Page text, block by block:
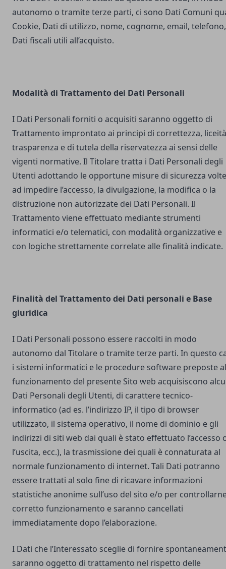
autonomo o tramite terze parti, ci sono Dati Comuni
Cookie, Dati di utilizzo, nome, cognome, email, telefono,
Dati fiscali utili all’acquisto.
Modalità di Trattamento dei Dati Personali
I Dati Personali forniti o acquisiti saranno oggetto di
Trattamento improntato ai principi di correttezza,
trasparenza e di tutela della riservatezza ai sensi delle
vigenti normative. Il Titolare tratta i Dati Personali degli
Utenti adottando le opportune misure di sicurezza volte
ad impedire l’accesso, la divulgazione, la modifica o la
distruzione non autorizzate dei Dati Personali. Il
Trattamento viene effettuato mediante strumenti
informatici e/o telematici, con modalità organizzative e
con logiche strettamente correlate alle finalità indicate.
Finalità del Trattamento dei Dati personali e Base
giuridica
I Dati Personali possono essere raccolti in modo
autonomo dal Titolare o tramite terze parti. In questo
i sistemi informatici e le procedure software preposte al
funzionamento del presente Sito web acquisiscono
Dati Personali degli Utenti, di carattere tecnico-
informatico (ad es. l’indirizzo IP, il tipo di browser
utilizzato, il sistema operativo, il nome di dominio e gli
indirizzi di siti web dai quali è stato effettuato l’accesso
l’uscita, ecc.), la trasmissione dei quali è connaturata al
normale funzionamento di internet. Tali Dati potranno
essere trattati al solo fine di ricavare informazioni
statistiche anonime sull’uso del sito e/o per
corretto funzionamento e saranno cancellati
immediatamente dopo l’elaborazione.
I Dati che l’Interessato sceglie di fornire
saranno oggetto di trattamento nel rispetto delle